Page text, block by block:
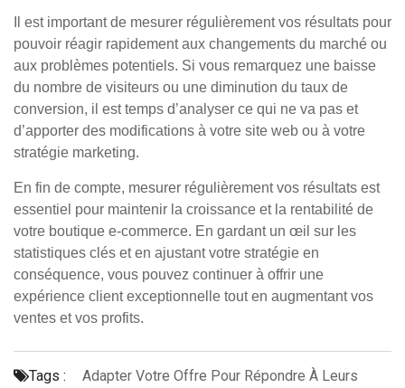
Il est important de mesurer régulièrement vos résultats pour
pouvoir réagir rapidement aux changements du marché ou
aux problèmes potentiels. Si vous remarquez une baisse
du nombre de visiteurs ou une diminution du taux de
conversion, il est temps d’analyser ce qui ne va pas et
d’apporter des modifications à votre site web ou à votre
stratégie marketing.
En fin de compte, mesurer régulièrement vos résultats est
essentiel pour maintenir la croissance et la rentabilité de
votre boutique e-commerce. En gardant un œil sur les
statistiques clés et en ajustant votre stratégie en
conséquence, vous pouvez continuer à offrir une
expérience client exceptionnelle tout en augmentant vos
ventes et vos profits.
Tags :
Adapter Votre Offre Pour Répondre À Leurs